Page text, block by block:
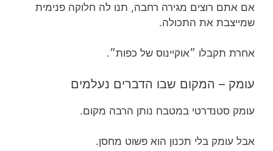
אם אתם רוצים מגירה רחבה, תנו לה חלוקה פנימית
שמייצבת את התכולה.
אחרת תקבלו ״אוקיינוס של כפות״.
עומק – המקום שבו הדברים נעלמים
עומק סטנדרטי במטבח נותן הרבה מקום.
אבל עומק בלי תכנון הוא פשוט מחסן.